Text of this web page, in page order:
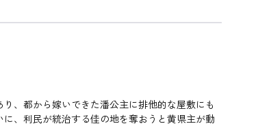
、都から嫁いできた潘公主に排他的な屋敷にも
、利民が統治する佳の地を奪おうと黄県主が動